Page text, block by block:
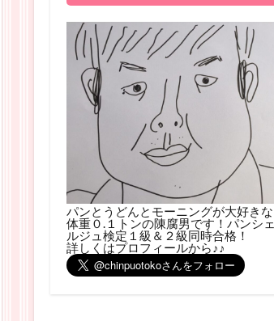
パンとうどんとモーニングが大好きな
体重０.１トンの陳腐男です！パンシェ
ルジュ検定１級＆２級同時合格！
詳しくはプロフィールから♪♪